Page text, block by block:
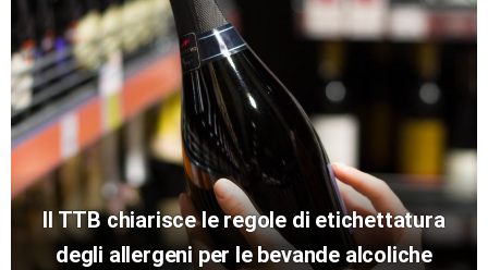
Il TTB chiarisce le regole di etichettatura
degli allergeni per le bevande alcoliche